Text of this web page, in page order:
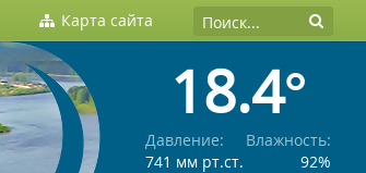
Карта сайта
18.4°
Давление:
741 мм рт.ст.
Влажность:
92%